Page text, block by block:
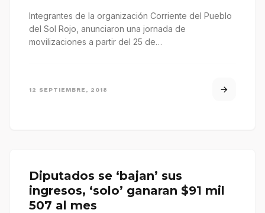
Integrantes de la organización Corriente del Pueblo
del Sol Rojo, anunciaron una jornada de
movilizaciones a partir del 25 de…
12 SEPTIEMBRE, 2018
Diputados se ‘bajan’ sus
ingresos, ‘solo’ ganaran $91 mil
507 al mes